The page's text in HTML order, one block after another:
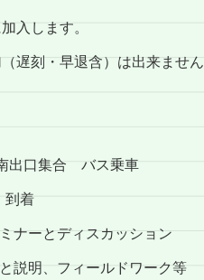
します。
刻・早退含）は出来ません
口集合 バス乗車
着
ーとディスカッション
明、フィールドワーク等